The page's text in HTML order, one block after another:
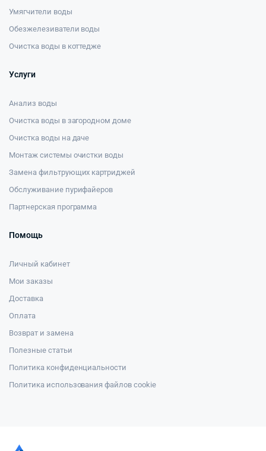
Умягчители воды
Обезжелезиватели воды
Очистка воды в коттедже
Услуги
Анализ воды
Очистка воды в загородном доме
Очистка воды на даче
Монтаж системы очистки воды
Замена фильтрующих картриджей
Обслуживание пурифайеров
Партнерская программа
Помощь
Личный кабинет
Мои заказы
Доставка
Оплата
Возврат и замена
Полезные статьи
Политика конфиденциальности
Политика использования файлов cookie